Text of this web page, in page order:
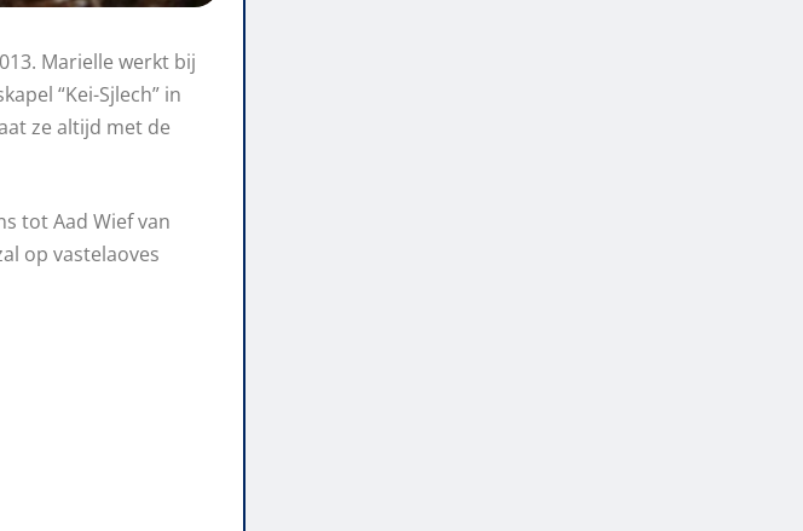
Marielle werkt bij
“Kei-Sjlech” in
ze altijd met de
tot Aad Wief van
op vastelaoves